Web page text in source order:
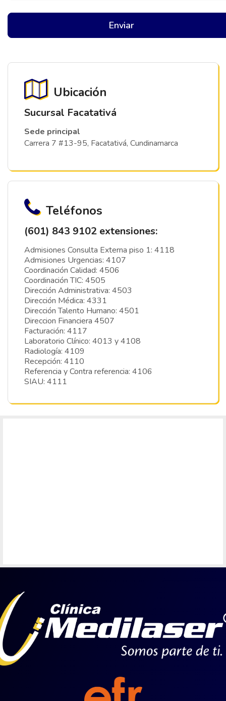
Enviar
Ubicación
Sucursal Facatativá
Sede principal
Carrera 7 #13-95, Facatativá, Cundinamarca
Teléfonos
(601) 843 9102 extensiones:
Admisiones Consulta Externa piso 1: 4118
Admisiones Urgencias: 4107
Coordinación Calidad: 4506
Coordinación TIC: 4505
Dirección Administrativa: 4503
Dirección Médica: 4331
Dirección Talento Humano: 4501
Direccion Financiera 4507
Facturación: 4117
Laboratorio Clínico: 4013 y 4108
Radiología: 4109
Recepción: 4110
Referencia y Contra referencia: 4106
SIAU: 4111